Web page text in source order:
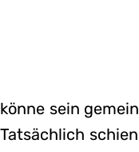
könne sein
Tatsächlich